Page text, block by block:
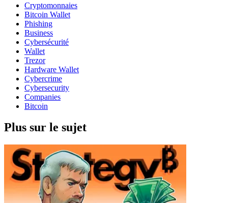
Cryptomonnaies
Bitcoin Wallet
Phishing
Business
Cybersécurité
Wallet
Trezor
Hardware Wallet
Cybercrime
Cybersecurity
Companies
Bitcoin
Plus sur le sujet